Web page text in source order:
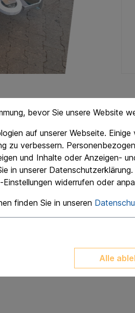
FF WALZE"
Lieferung und Einstellung auf
bevor Sie unsere Website
auf unserer Webseite.
zu verbessern.
und Inhalte oder Anzeigen-
in unserer
widerrufen oder
finden Sie in unseren
Alle